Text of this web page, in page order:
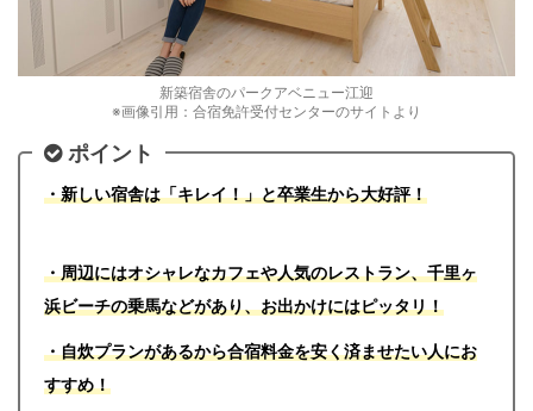
新築宿舎のパークアベニュー江迎
※画像引用：合宿免許受付センターのサイトより
ポイント
・新しい宿舎は「キレイ！」と卒業生から大好評！
・周辺にはオシャレなカフェや人気のレストラン、千里ヶ
浜ビーチの乗馬などがあり、お出かけにはピッタリ！
・自炊プランがあるから合宿料金を安く済ませたい人にお
すすめ！